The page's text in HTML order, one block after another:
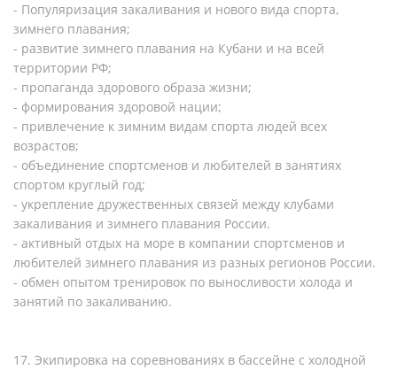
- Популяризация закаливания и нового вида спорта,
зимнего плавания;
- развитие зимнего плавания на Кубани и на всей
территории РФ;
- пропаганда здорового образа жизни;
- формирования здоровой нации;
- привлечение к зимним видам спорта людей всех
возрастов;
- объединение спортсменов и любителей в занятиях
спортом круглый год;
- укрепление дружественных связей между клубами
закаливания и зимнего плавания России.
- активный отдых на море в компании спортсменов и
любителей зимнего плавания из разных регионов России.
- обмен опытом тренировок по выносливости холода и
занятий по закаливанию.
17. Экипировка на соревнованиях в бассейне с холодной